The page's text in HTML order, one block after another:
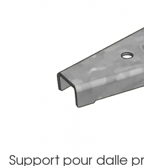
Support pour dalle